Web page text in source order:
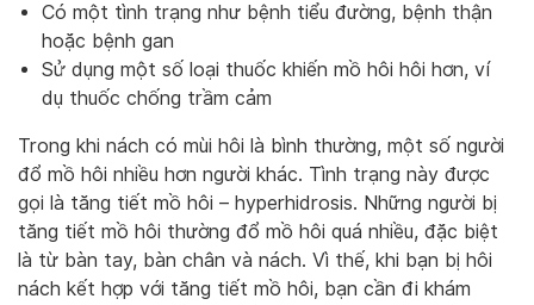
Có một tình trạng như bệnh tiểu đường, bệnh thận
hoặc bệnh gan
Sử dụng một số loại thuốc khiến mồ hôi hôi hơn, ví
dụ thuốc chống trầm cảm
Trong khi nách có mùi hôi là bình thường, một số người
đổ mồ hôi nhiều hơn người khác. Tình trạng này được
gọi là tăng tiết mồ hôi – hyperhidrosis. Những người bị
tăng tiết mồ hôi thường đổ mồ hôi quá nhiều, đặc biệt
là từ bàn tay, bàn chân và nách. Vì thế, khi bạn bị hôi
nách kết hợp với tăng tiết mồ hôi, bạn cần đi khám